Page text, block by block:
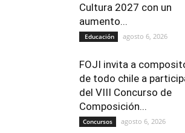
Cultura 2027 con un
aumento...
Educación agosto 6, 2026
FOJI invita a
de todo chile a
del VIII Concurso de
Composición...
Concursos agosto 6, 2026